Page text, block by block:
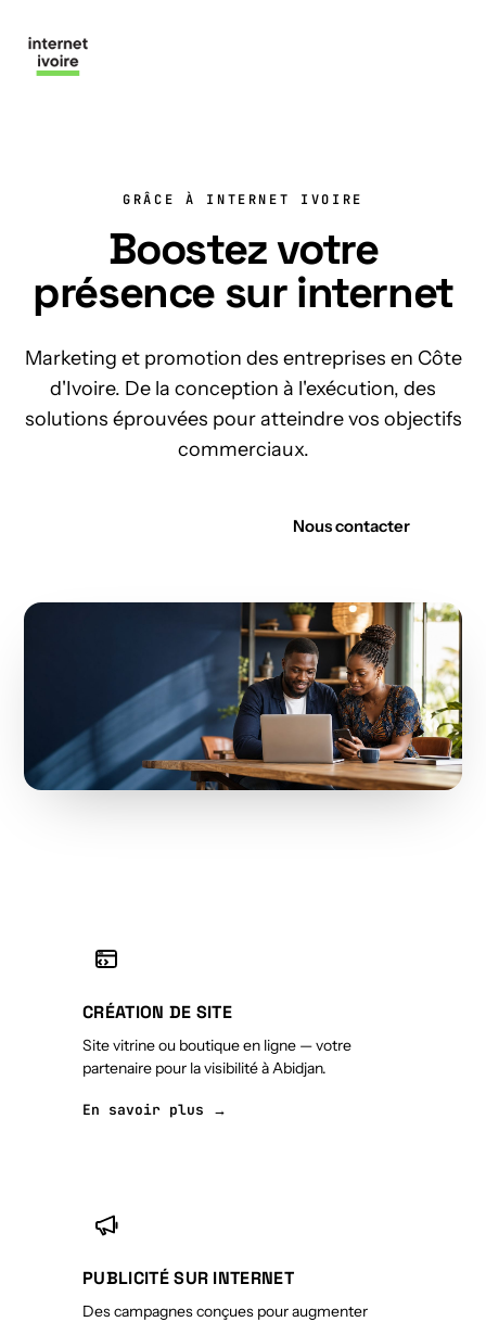
GRÂCE À INTERNET IVOIRE
Boostez votre
présence sur internet
Marketing et promotion des entreprises en Côte
d'Ivoire. De la conception à l'exécution, des
solutions éprouvées pour atteindre vos objectifs
commerciaux.
Nous contacter
CRÉATION DE SITE
Site vitrine ou boutique en ligne — votre
partenaire pour la visibilité à Abidjan.
En savoir plus →
PUBLICITÉ SUR INTERNET
Des campagnes conçues pour augmenter